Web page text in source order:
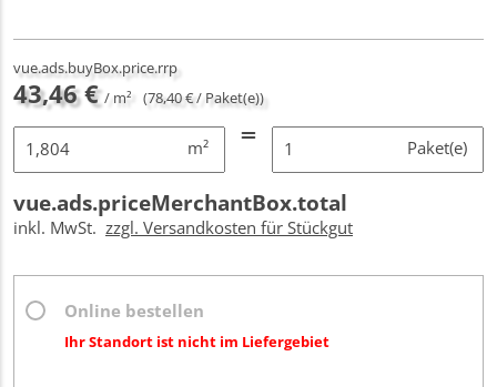
vue.ads.buyBox.price.rrp
43,46 € / m² (78,40 € / Paket(e))
m² Paket(e)
vue.ads.priceMerchantBox.total
inkl. MwSt. zzgl. Versandkosten für Stückgut
Online bestellen
Ihr Standort ist nicht im Liefergebiet